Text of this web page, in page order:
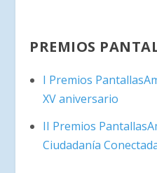
PREMIOS
I Premios
XV aniversario
II Premios
Ciudadanía